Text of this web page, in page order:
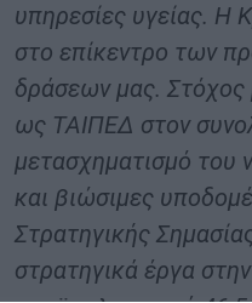
υπηρεσίες υγείας. Η
στο επίκεντρο των
δράσεων μας. Στόχος
ως ΤΑΙΠΕΔ στον
μετασχηματισμό του
και βιώσιμες
Στρατηγικής
στρατηγικά έργα